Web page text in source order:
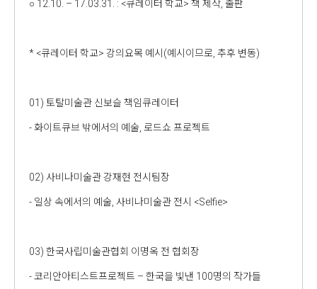
○ 12.10. – 17.03.31. : <큐레이터 학교> 책 제작, 출판
* <큐레이터 학교> 강의요목 예시(예시이므로, 추후 변동)
01) 토탈미술관 신보슬 책임큐레이터
- 화이트큐브 밖에서의 예술, 로드쇼 프로젝트
02) 사비나미술관 강재현 전시팀장
- 일상 속에서의 예술, 사비나미술관 전시 <Selfie>
03) 한국사립미술관협회 이명옥 전 협회장
- 코리안아티스트프로젝트 – 한국을 빛낸 100명의 작가들